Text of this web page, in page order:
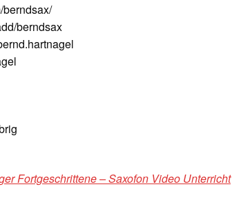
berndsax/
berndsax
Fortgeschrittene – Saxofon Video Unterricht